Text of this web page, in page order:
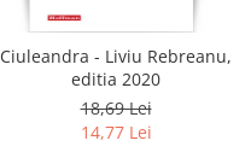
Ciuleandra - Liviu Rebreanu,
editia 2020
18,69 Lei
14,77 Lei